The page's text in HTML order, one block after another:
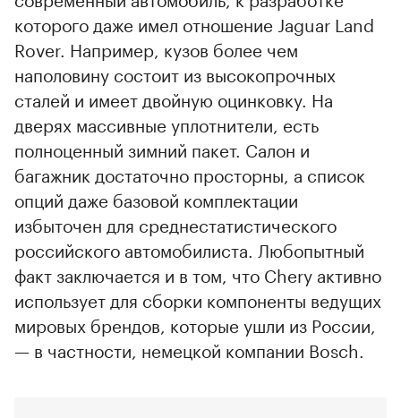
которого даже имел отношение Jaguar Land
Rover. Например, кузов более чем
наполовину состоит из высокопрочных
сталей и имеет двойную оцинковку. На
дверях массивные уплотнители, есть
полноценный зимний пакет. Салон и
багажник достаточно просторны, а список
опций даже базовой комплектации
избыточен для среднестатистического
российского автомобилиста. Любопытный
факт заключается и в том, что Chery активно
использует для сборки компоненты ведущих
мировых брендов, которые ушли из России,
— в частности, немецкой компании Bosch.